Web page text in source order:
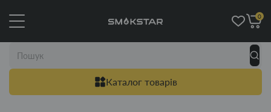
Каталог товарів
0